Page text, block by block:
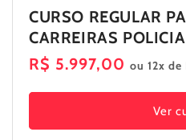
CURSO REGULAR
CARREIRAS
Preço
normal
R$ 5.997,00 ou 12x
Ver